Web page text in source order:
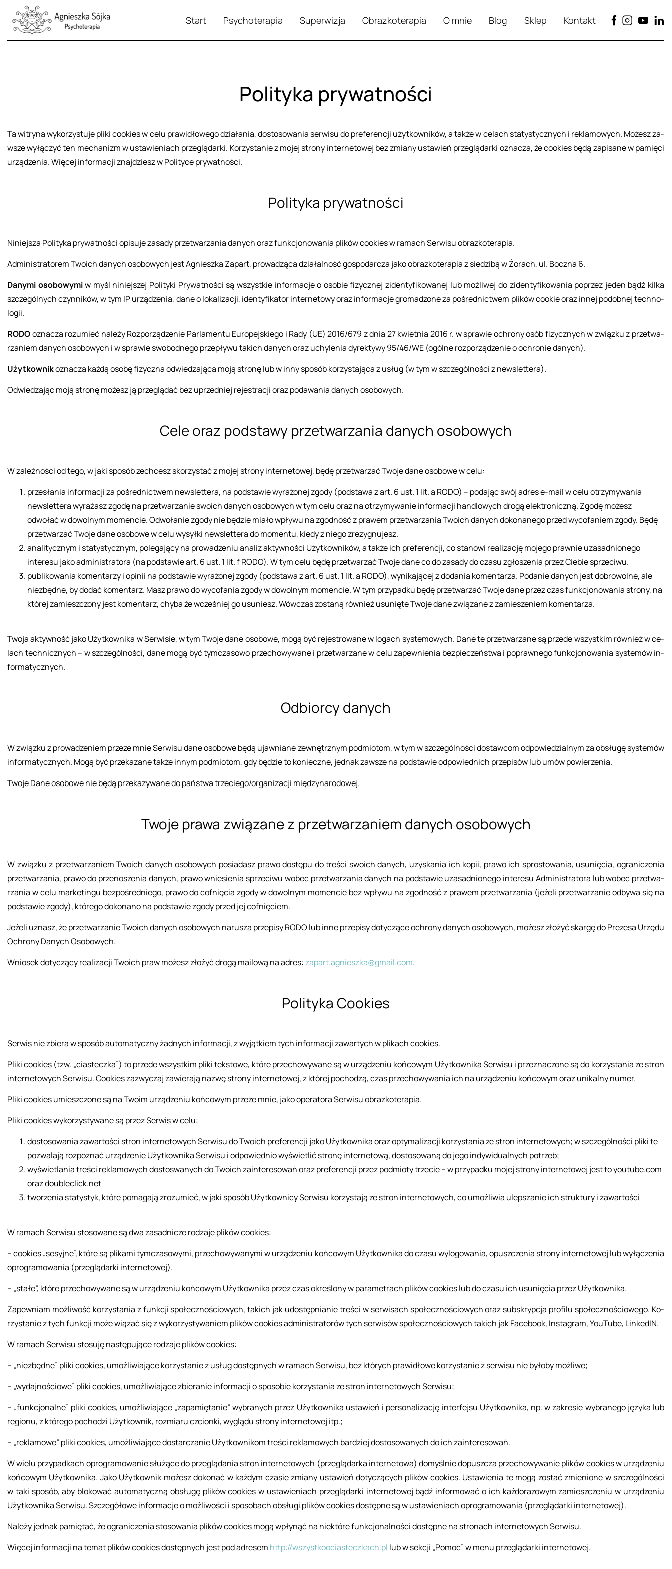
Start Psychoterapia Superwizja Obrazkoterapia O mnie Blog Sklep Kontakt
Polityka prywatności
Ta wi­try­na wy­ko­rzy­stu­je pliki co­okies w celu pra­wi­dło­we­go dzia­ła­nia, do­sto­so­wa­nia ser­wi­su do pre­fe­ren­cji użyt­kow­ni­ków, a także w ce­lach sta­ty­stycz­nych i re­kla­mo­wych. Mo­żesz za­
wsze wy­łą­czyć ten me­cha­nizm w usta­wie­niach prze­glą­dar­ki. Ko­rzy­sta­nie z mojej stro­ny in­ter­ne­to­wej bez zmia­ny usta­wień prze­glą­dar­ki ozna­cza, że co­okies będą za­pi­sa­ne w pa­mię­ci
urzą­dze­nia. Wię­cej in­for­ma­cji znaj­dziesz w Po­li­ty­ce pry­wat­no­ści.
Po­li­ty­ka pry­wat­no­ści
Ni­niej­sza Po­li­ty­ka pry­wat­no­ści opi­su­je za­sa­dy prze­twa­rza­nia da­nych oraz funk­cjo­no­wa­nia pli­ków co­okies w ra­mach Ser­wi­su ob­raz­ko­te­ra­pia.
Ad­mi­ni­stra­to­rem Two­ich da­nych oso­bo­wych jest Agniesz­ka Za­part, pro­wa­dzą­ca dzia­łal­ność go­spo­dar­cza jako ob­raz­ko­te­ra­pia z sie­dzi­bą w Żo­rach, ul. Bocz­na 6.
Da­ny­mi oso­bo­wy­miw myśl ni­niej­szej Po­li­ty­ki Pry­wat­no­ści są wszyst­kie in­for­ma­cje o oso­bie fi­zycz­nej zi­den­ty­fi­ko­wa­nej lub moż­li­wej do zi­den­ty­fi­ko­wa­nia po­przez jeden bądź kilka
szcze­gól­nych czyn­ni­ków, w tym IP urzą­dze­nia, dane o lo­ka­li­za­cji, iden­ty­fi­ka­tor in­ter­ne­to­wy oraz in­for­ma­cje gro­ma­dzo­ne za po­śred­nic­twem pli­ków co­okie oraz innej po­dob­nej tech­no­
lo­gii.
RODOozna­cza ro­zu­mieć na­le­ży Roz­po­rzą­dze­nie Par­la­men­tu Eu­ro­pej­skie­go i Rady (UE) 2016/679 z dnia 27 kwiet­nia 2016 r. w spra­wie ochro­ny osób fi­zycz­nych w związ­ku z prze­twa­
rza­niem da­nych oso­bo­wych i w spra­wie swo­bod­ne­go prze­pły­wu ta­kich da­nych oraz uchy­le­nia dy­rek­ty­wy 95/46/WE (ogól­ne roz­po­rzą­dze­nie o ochro­nie da­nych).
Użyt­kow­nikozna­cza każdą osobę fi­zycz­na od­wie­dza­ją­ca moją stro­nę lub w inny spo­sób ko­rzy­sta­ją­ca z usług (w tym w szcze­gól­no­ści z new­slet­te­ra).
Od­wie­dza­jąc moją stro­nę mo­żesz ją prze­glą­dać bez uprzed­niej re­je­stra­cji oraz po­da­wa­nia da­nych oso­bo­wych.
Cele oraz pod­sta­wy prze­twa­rza­nia da­nych oso­bo­wych
W za­leż­no­ści od tego, w jaki spo­sób ze­chcesz sko­rzy­stać z mojej stro­ny in­ter­ne­to­wej, będę prze­twa­rzać Twoje dane oso­bo­we w celu:
przesłania informacji za pośrednictwem newslettera, na podstawie wyrażonej zgody (podstawa z art. 6 ust. 1 lit. a RODO) – podając swój adres e-mail w celu otrzymywania
newslettera wyrażasz zgodę na przetwarzanie swoich danych osobowych w tym celu oraz na otrzymywanie informacji handlowych drogą elektroniczną. Zgodę możesz
odwołać w dowolnym momencie. Odwołanie zgody nie będzie miało wpływu na zgodność z prawem przetwarzania Twoich danych dokonanego przed wycofaniem zgody. Będę
przetwarzać Twoje dane osobowe w celu wysyłki newslettera do momentu, kiedy z niego zrezygnujesz.
analitycznym i statystycznym, polegający na prowadzeniu analiz aktywności Użytkowników, a także ich preferencji, co stanowi realizację mojego prawnie uzasadnionego
interesu jako administratora (na podstawie art. 6 ust. 1 lit. f RODO). W tym celu będę przetwarzać Twoje dane co do zasady do czasu zgłoszenia przez Ciebie sprzeciwu.
publikowania komentarzy i opinii na podstawie wyrażonej zgody (podstawa z art. 6 ust. 1 lit. a RODO), wynikającej z dodania komentarza. Podanie danych jest dobrowolne, ale
niezbędne, by dodać komentarz. Masz prawo do wycofania zgody w dowolnym momencie. W tym przypadku będę przetwarzać Twoje dane przez czas funkcjonowania strony, na
której zamieszczony jest komentarz, chyba że wcześniej go usuniesz. Wówczas zostaną również usunięte Twoje dane związane z zamieszeniem komentarza.
Twoja ak­tyw­ność jako Użyt­kow­ni­ka w Ser­wi­sie, w tym Twoje dane oso­bo­we, mogą być re­je­stro­wa­ne w lo­gach sys­te­mo­wych. Dane te prze­twa­rza­ne są przede wszyst­kim rów­nież w ce­
lach tech­nicz­nych – w szcze­gól­no­ści, dane mogą być tym­cza­so­wo prze­cho­wy­wa­ne i prze­twa­rza­ne w celu za­pew­nie­nia bez­pie­czeń­stwa i po­praw­ne­go funk­cjo­no­wa­nia sys­te­mów in­
for­ma­tycz­nych.
Od­bior­cy da­nych
W związ­ku z pro­wa­dze­niem prze­ze mnie Ser­wi­su dane oso­bo­we będą ujaw­nia­ne ze­wnętrz­nym pod­mio­tom, w tym w szcze­gól­no­ści do­staw­com od­po­wie­dzial­nym za ob­słu­gę sys­te­mów
in­for­ma­tycz­nych. Mogą być prze­ka­za­ne także innym pod­mio­tom, gdy bę­dzie to ko­niecz­ne, jed­nak za­wsze na pod­sta­wie od­po­wied­nich prze­pi­sów lub umów po­wie­rze­nia.
Twoje Dane oso­bo­we nie będą prze­ka­zy­wa­ne do pań­stwa trze­cie­go/or­ga­ni­za­cji mię­dzy­na­ro­do­wej.
Twoje prawa zwią­za­ne z prze­twa­rza­niem da­nych oso­bo­wych
W związ­ku z prze­twa­rza­niem Two­ich da­nych oso­bo­wych po­sia­dasz prawo do­stę­pu do tre­ści swo­ich da­nych, uzy­ska­nia ich kopii, prawo ich spro­sto­wa­nia, usu­nię­cia, ogra­ni­cze­nia
prze­twa­rza­nia, prawo do prze­no­sze­nia da­nych, prawo wnie­sie­nia sprze­ci­wu wobec prze­twa­rza­nia da­nych na pod­sta­wie uza­sad­nio­ne­go in­te­re­su Ad­mi­ni­stra­to­ra lub wobec prze­twa­
rza­nia w celu mar­ke­tin­gu bez­po­śred­nie­go, prawo do cof­nię­cia zgody w do­wol­nym mo­men­cie bez wpły­wu na zgod­ność z pra­wem prze­twa­rza­nia (je­że­li prze­twa­rza­nie od­by­wa się na
pod­sta­wie zgody), któ­re­go do­ko­na­no na pod­sta­wie zgody przed jej cof­nię­ciem.
Je­że­li uznasz, że prze­twa­rza­nie Two­ich da­nych oso­bo­wych na­ru­sza prze­pi­sy RODO lub inne prze­pi­sy do­ty­czą­ce ochro­ny da­nych oso­bo­wych, mo­żesz zło­żyć skar­gę do Pre­ze­sa Urzę­du
Ochro­ny Da­nych Oso­bo­wych.
Wnio­sek do­ty­czą­cy re­ali­za­cji Two­ich praw mo­żesz zło­żyć drogą ma­ilo­wą na adres:zapart.agnieszka@gmail.com.
Po­li­ty­ka Co­okies
Ser­wis nie zbie­ra w spo­sób au­to­ma­tycz­ny żad­nych in­for­ma­cji, z wy­jąt­kiem tych in­for­ma­cji za­war­tych w pli­kach co­okies.
Pliki co­okies (tzw. „cia­stecz­ka”) to przede wszyst­kim pliki tek­sto­we, które prze­cho­wy­wa­ne są w urzą­dze­niu koń­co­wym Użyt­kow­ni­ka Ser­wi­su i prze­zna­czo­ne są do ko­rzy­sta­nia ze stron
in­ter­ne­to­wych Ser­wi­su. Co­okies za­zwy­czaj za­wie­ra­ją nazwę stro­ny in­ter­ne­to­wej, z któ­rej po­cho­dzą, czas prze­cho­wy­wa­nia ich na urzą­dze­niu koń­co­wym oraz uni­kal­ny numer.
Pliki co­okies umiesz­czo­ne są na Twoim urzą­dze­niu koń­co­wym prze­ze mnie, jako ope­ra­to­ra Ser­wi­su ob­raz­ko­te­ra­pia.
Pliki co­okies wy­ko­rzy­sty­wa­ne są przez Ser­wis w celu:
dostosowania zawartości stron internetowych Serwisu do Twoich preferencji jako Użytkownika oraz optymalizacji korzystania ze stron internetowych; w szczególności pliki te
pozwalają rozpoznać urządzenie Użytkownika Serwisu i odpowiednio wyświetlić stronę internetową, dostosowaną do jego indywidualnych potrzeb;
wyświetlania treści reklamowych dostoswanych do Twoich zainteresowań oraz preferencji przez podmioty trzecie – w przypadku mojej strony internetowej jest to youtube.com
oraz doubleclick.net
tworzenia statystyk, które pomagają zrozumieć, w jaki sposób Użytkownicy Serwisu korzystają ze stron internetowych, co umożliwia ulepszanie ich struktury i zawartości
W ra­mach Ser­wi­su sto­so­wa­ne są dwa za­sad­ni­cze ro­dza­je pli­ków co­okies:
– co­okies „se­syj­ne”, które są pli­ka­mi tym­cza­so­wy­mi, prze­cho­wy­wa­ny­mi w urzą­dze­niu koń­co­wym Użyt­kow­ni­ka do czasu wy­lo­go­wa­nia, opusz­cze­nia stro­ny in­ter­ne­to­wej lub wy­łą­cze­nia
opro­gra­mo­wa­nia (prze­glą­dar­ki in­ter­ne­to­wej).
– „stałe”, które prze­cho­wy­wa­ne są w urzą­dze­niu koń­co­wym Użyt­kow­ni­ka przez czas okre­ślo­ny w pa­ra­me­trach pli­ków co­okies lub do czasu ich usu­nię­cia przez Użyt­kow­ni­ka.
Za­pew­niam moż­li­wość ko­rzy­sta­nia z funk­cji spo­łecz­no­ścio­wych, ta­kich jak udo­stęp­nia­nie tre­ści w ser­wi­sach spo­łecz­no­ścio­wych oraz sub­skryp­cja pro­fi­lu spo­łecz­no­ścio­we­go. Ko­
rzy­sta­nie z tych funk­cji może wią­zać się z wy­ko­rzy­sty­wa­niem pli­ków co­okies ad­mi­ni­stra­to­rów tych ser­wi­sów spo­łecz­no­ścio­wych ta­kich jak Fa­ce­bo­ok, In­sta­gram, YouTu­be, Lin­ke­dIN.
W ra­mach Ser­wi­su sto­su­ję na­stę­pu­ją­ce ro­dza­je pli­ków co­okies:
– „nie­zbęd­ne” pliki co­okies, umoż­li­wia­ją­ce ko­rzy­sta­nie z usług do­stęp­nych w ra­mach Ser­wi­su, bez któ­rych pra­wi­dło­we ko­rzy­sta­nie z ser­wi­su nie by­ło­by moż­li­we;
– „wy­daj­no­ścio­we” pliki co­okies, umoż­li­wia­ją­ce zbie­ra­nie in­for­ma­cji o spo­so­bie ko­rzy­sta­nia ze stron in­ter­ne­to­wych Ser­wi­su;
– „funk­cjo­nal­ne” pliki co­okies, umoż­li­wia­ją­ce „za­pa­mię­ta­nie” wy­bra­nych przez Użyt­kow­ni­ka usta­wień i per­so­na­li­za­cję in­ter­fej­su Użyt­kow­ni­ka, np. w za­kre­sie wy­bra­ne­go ję­zy­ka lub
re­gio­nu, z któ­re­go po­cho­dzi Użyt­kow­nik, roz­mia­ru czcion­ki, wy­glą­du stro­ny in­ter­ne­to­wej itp.;
– „re­kla­mo­we” pliki co­okies, umoż­li­wia­ją­ce do­star­cza­nie Użyt­kow­ni­kom tre­ści re­kla­mo­wych bar­dziej do­sto­so­wa­nych do ich za­in­te­re­so­wań.
W wielu przy­pad­kach opro­gra­mo­wa­nie słu­żą­ce do prze­glą­da­nia stron in­ter­ne­to­wych (prze­glą­dar­ka in­ter­ne­to­wa) do­myśl­nie do­pusz­cza prze­cho­wy­wa­nie pli­ków co­okies w urzą­dze­niu
koń­co­wym Użyt­kow­ni­ka. Jako Użyt­kow­nik mo­żesz do­ko­nać w każ­dym cza­sie zmia­ny usta­wień do­ty­czą­cych pli­ków co­okies. Usta­wie­nia te mogą zo­stać zmie­nio­ne w szcze­gól­no­ści
w taki spo­sób, aby blo­ko­wać au­to­ma­tycz­ną ob­słu­gę pli­ków co­okies w usta­wie­niach prze­glą­dar­ki in­ter­ne­to­wej bądź in­for­mo­wać o ich każ­do­ra­zo­wym za­miesz­cze­niu w urzą­dze­niu
Użyt­kow­ni­ka Ser­wi­su. Szcze­gó­ło­we in­for­ma­cje o moż­li­wo­ści i spo­so­bach ob­słu­gi pli­ków co­okies do­stęp­ne są w usta­wie­niach opro­gra­mo­wa­nia (prze­glą­dar­ki in­ter­ne­to­wej).
Na­le­ży jed­nak pa­mię­tać, że ogra­ni­cze­nia sto­so­wa­nia pli­ków co­okies mogą wpły­nąć na nie­któ­re funk­cjo­nal­no­ści do­stęp­ne na stro­nach in­ter­ne­to­wych Ser­wi­su.
Wię­cej in­for­ma­cji na temat pli­ków co­okies do­stęp­nych jest pod ad­re­sem http://​wsz​ystk​ooci​aste​czka​ch.​pl lub w sek­cji „Pomoc” w menu prze­glą­dar­ki in­ter­ne­to­wej.